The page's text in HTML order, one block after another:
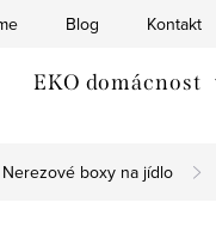
Blog Kontakt
EKO domácnost
Nerezové boxy na jídlo